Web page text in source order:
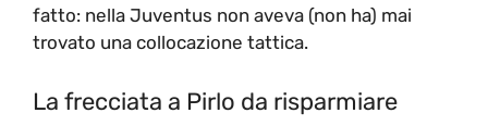
fatto: nella Juventus non aveva (non ha) mai
trovato una collocazione tattica.
La frecciata a Pirlo da risparmiare